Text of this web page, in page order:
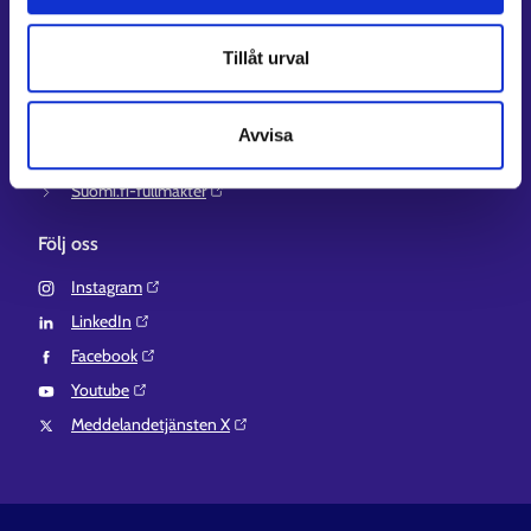
Tillåt urval
Avvisa
Arbets- och näringsministeriet⁠
Regionförvaltningens e-tjänst⁠
Kompetensstigen⁠
Suomi.fi-fullmakter⁠
Följ oss
Instagram⁠
LinkedIn⁠
Facebook⁠
Youtube⁠
Meddelandetjänsten X⁠